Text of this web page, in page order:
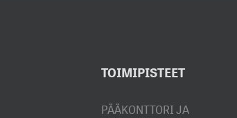
TOIMIPISTEET
PÄÄKONTTORI JA